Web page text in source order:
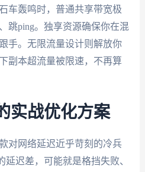
车轰鸣时，普通共享带宽极
跳ping。独享资源确保你在混
手。无限流量设计则解放你
本超流量被限速，不再算
实战优化方案
对网络延迟近乎苛刻的冷兵
迟差，可能就是格挡失败、